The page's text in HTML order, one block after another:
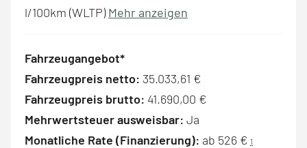
l/100km (WLTP) Mehr anzeigen
Fahrzeugangebot*
Fahrzeugpreis netto: 35.033,61 €
Fahrzeugpreis brutto: 41.690,00 €
Mehrwertsteuer ausweisbar: Ja
Monatliche Rate (Finanzierung): ab 526 € 1